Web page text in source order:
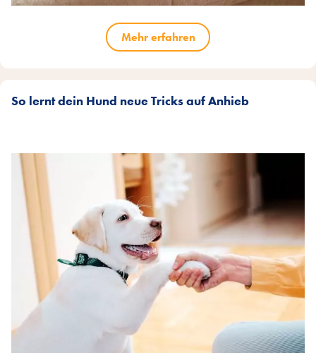
Mehr erfahren
So lernt dein Hund neue Tricks auf Anhieb